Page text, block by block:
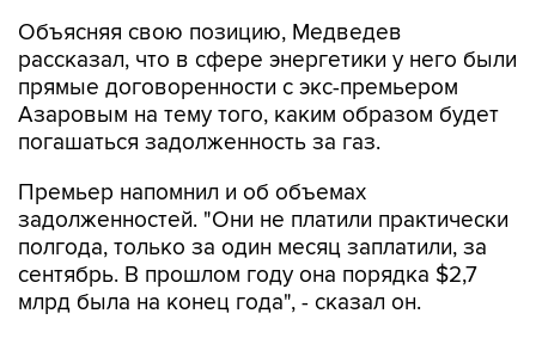
Объясняя свою позицию, Медведев
рассказал, что в сфере энергетики у него были
прямые договоренности с экс-премьером
Азаровым на тему того, каким образом будет
погашаться задолженность за газ.
Премьер напомнил и об объемах
задолженностей. "Они не платили практически
полгода, только за один месяц заплатили, за
сентябрь. В прошлом году она порядка $2,7
млрд была на конец года", - сказал он.